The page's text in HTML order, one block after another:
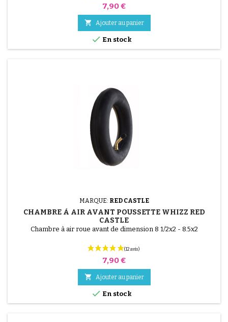
Prix
7,90 €
 Ajouter au panier
 En stock
MARQUE: RED CASTLE
CHAMBRE À AIR AVANT POUSSETTE WHIZZ RED
CASTLE
Chambre à air roue avant de dimension 8 1/2x2 - 8.5x2
Prix
7,90 €
 Ajouter au panier
 En stock